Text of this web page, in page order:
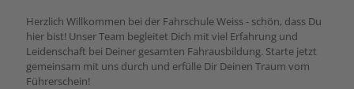
Herzlich Willkommen bei der Fahrschule Weiss - schön, dass Du
hier bist! Unser Team begleitet Dich mit viel Erfahrung und
Leidenschaft bei Deiner gesamten Fahrausbildung. Starte jetzt
gemeinsam mit uns durch und erfülle Dir Deinen Traum vom
Führerschein!